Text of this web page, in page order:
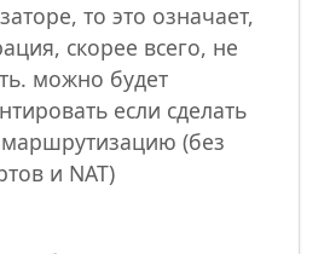
то это означает,
скорее всего, не
можно будет
если сделать
(без
и NAT)